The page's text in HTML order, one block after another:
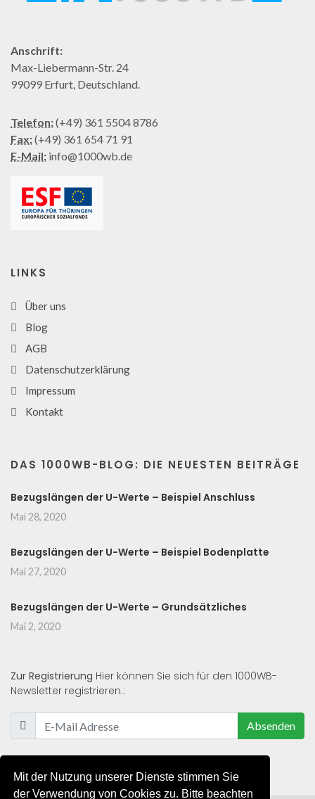
Mit der Nutzung unserer Dienste stimmen Sie
der Verwendung von Cookies zu. Bitte beachten
Anschrift:
Max-Liebermann-Str. 24
99099 Erfurt, Deutschland.
Telefon:(+49) 361 5504 8786
Fax:(+49) 361 654 71 91
E-Mail: info@1000wb.de
LINKS
Über uns
Blog
AGB
Datenschutzerklärung
Impressum
Kontakt
DAS 1000WB-BLOG: DIE NEUESTEN BEITRÄGE
Bezugslängen der U-Werte – Beispiel Anschluss
Mai 28, 2020
Bezugslängen der U-Werte – Beispiel Bodenplatte
Mai 27, 2020
Bezugslängen der U-Werte – Grundsätzliches
Mai 2, 2020
Zur Registrierung Hier können Sie sich für den 1000WB-
Newsletter registrieren.:
Absenden